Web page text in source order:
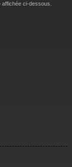
ci-dessous.